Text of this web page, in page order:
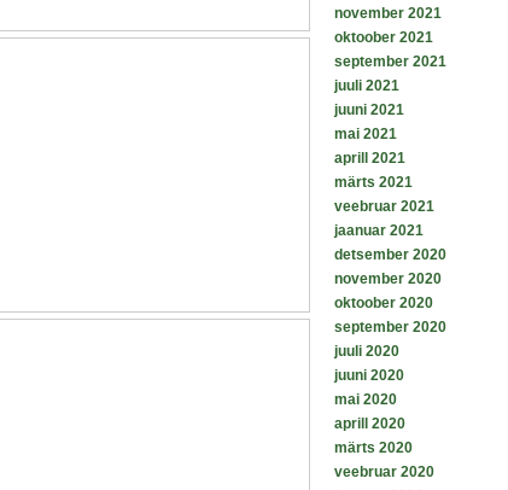
november 2021
oktoober 2021
september 2021
juuli 2021
juuni 2021
mai 2021
aprill 2021
märts 2021
veebruar 2021
jaanuar 2021
detsember 2020
november 2020
oktoober 2020
september 2020
juuli 2020
juuni 2020
mai 2020
aprill 2020
märts 2020
veebruar 2020